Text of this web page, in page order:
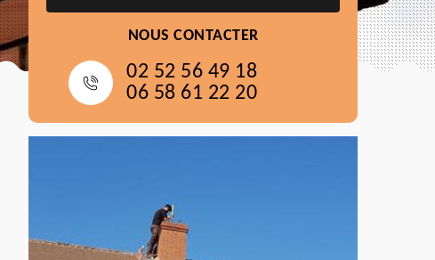
NOUS CONTACTER
02 52 56 49 18
06 58 61 22 20